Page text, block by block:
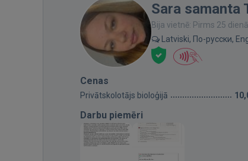
Sara samanta
Bija vietnē: Pirms 25
Latviski, По-русски,
Cenas
Privātskolotājs bioloģijā
Darbu piemēri